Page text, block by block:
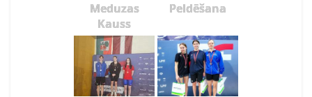
Meduzas
Kauss
Peldēšana